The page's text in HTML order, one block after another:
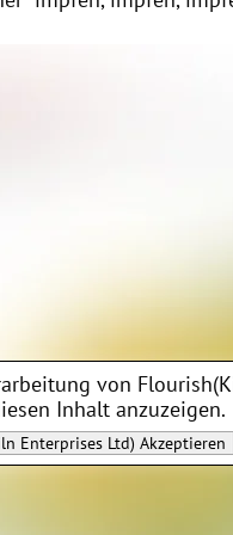
von
Inhalt anzuzeigen.
Enterprises Ltd) Akzeptieren